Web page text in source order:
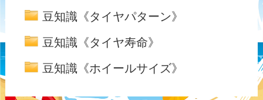
豆知識《タイヤパターン》
豆知識《タイヤ寿命》
豆知識《ホイールサイズ》